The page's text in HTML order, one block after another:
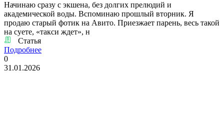
Начинаю сразу с экшена, без долгих прелюдий и
академической воды. Вспоминаю прошлый вторник. Я
продаю старый фотик на Авито. Приезжает парень, весь такой
на суете, «такси ждет», н
Статья
Подробнее
0
31.01.2026